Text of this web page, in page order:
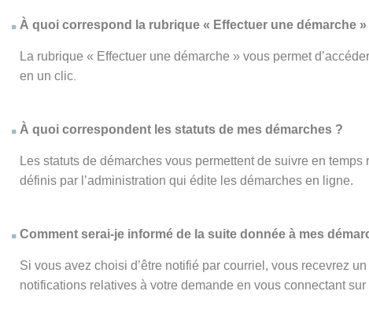
À quoi correspond la rubrique « Effectuer une démarche »
La rubrique « Effectuer une démarche » vous permet
en un clic
À quoi correspondent les statuts de mes démarches ?
Les statuts de démarches vous permettent de suivre en
définis par l’administration qui édite les démarches en ligne.
Comment serai-je informé de la suite donnée à mes
Si vous avez choisi d’être notifié par courriel, vous recevrez
notifications relatives à votre demande en vous connectant sur